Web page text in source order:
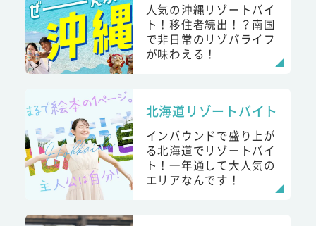
人気の沖縄リゾートバイ
ト！移住者続出！？南国
で非日常のリゾバライフ
が味わえる！
北海道リゾートバイト
インバウンドで盛り上が
る北海道でリゾートバイ
ト！一年通して大人気の
エリアなんです！